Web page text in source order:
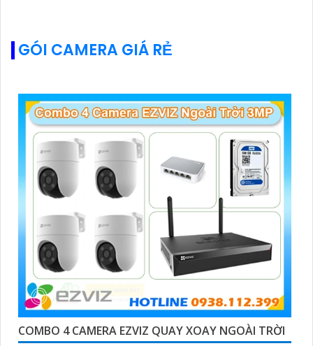
GÓI CAMERA GIÁ RẺ
COMBO 4 CAMERA EZVIZ QUAY XOAY NGOÀI TRỜI